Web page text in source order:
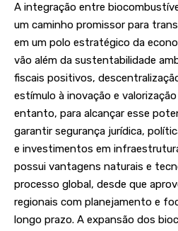
A integração entre
um caminho promissor para
em um polo estratégico da
vão além da sustentabilidade
fiscais positivos,
estímulo à inovação e
entanto, para alcançar esse
garantir segurança jurídica,
e investimentos em
possui vantagens naturais e
processo global, desde que
regionais com planejamento e
longo prazo. A expansão dos